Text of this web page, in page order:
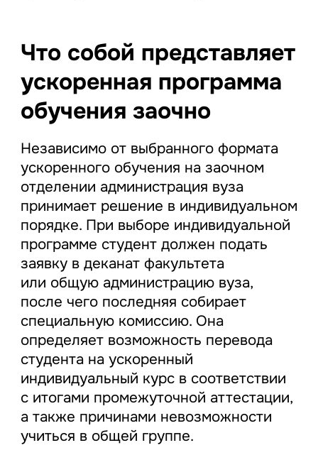
Что собой представляет
ускоренная программа
обучения заочно
Независимо от выбранного формата
ускоренного обучения на заочном
отделении администрация вуза
принимает решение в индивидуальном
порядке. При выборе индивидуальной
программе студент должен подать
заявку в деканат факультета
или общую администрацию вуза,
после чего последняя собирает
специальную комиссию. Она
определяет возможность перевода
студента на ускоренный
индивидуальный курс в соответствии
с итогами промежуточной аттестации,
а также причинами невозможности
учиться в общей группе.